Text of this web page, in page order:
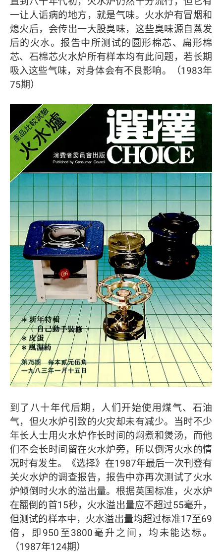
一让人诟病的地方，就是气味。火水炉有冒烟和
熄火后，会传出一大股臭味，这些臭味源自蒸发
后的火水。报告中所测试的圆形棉芯、扁形棉
芯、石棉芯火水炉所有样本均有此问题，若长期
吸入这些气味，对身体会有不良影响。（1983年
75期）
到了八十年代后期，人们开始使用煤气、石油
气，但火水炉引致的火灾却未有减少。当时不少
年长人士用火水炉作长时间的焖煮和煲汤，而他
们不会长时间留在火水炉旁，所以倒泻火水的情
况时有发生。《选择》在1987年最后一次刊登有
关火水炉的调查报告，报告中亦再次测试了火水
炉倾倒时火水的溢出量。根据英国标准，火水炉
在翻倒的首15秒，火水溢出量应不超过55毫升，
但测试的样本中，火水溢出量均超过标准17至69
倍，即950至3800毫升之间，均未能达标。
（1987年124期）